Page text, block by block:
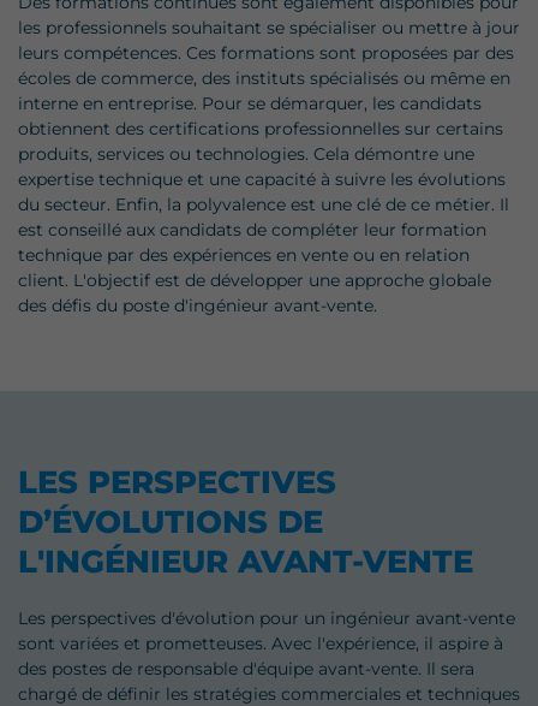
les professionnels souhaitant se spécialiser ou mettre à jour
leurs compétences. Ces formations sont proposées par des
écoles de commerce, des instituts spécialisés ou même en
interne en entreprise. Pour se démarquer, les candidats
obtiennent des certifications professionnelles sur certains
produits, services ou technologies. Cela démontre une
expertise technique et une capacité à suivre les évolutions
du secteur. Enfin, la polyvalence est une clé de ce métier. Il
est conseillé aux candidats de compléter leur formation
technique par des expériences en vente ou en relation
client. L'objectif est de développer une approche globale
des défis du poste d'ingénieur avant-vente.
LES PERSPECTIVES
D’ÉVOLUTIONS DE
L'INGÉNIEUR AVANT-VENTE
Les perspectives d'évolution pour un ingénieur avant-vente
sont variées et prometteuses. Avec l'expérience, il aspire à
des postes de responsable d'équipe avant-vente. Il sera
chargé de définir les stratégies commerciales et techniques